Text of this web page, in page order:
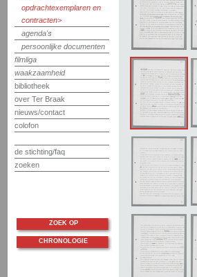
opdrachtexemplaren en
contracten
agenda's
persoonlijke documenten
filmliga
waakzaamheid
bibliotheek
over Ter Braak
nieuws/contact
colofon
de stichting/faq
zoeken
ZOEK OP
CHRONOLOGIE